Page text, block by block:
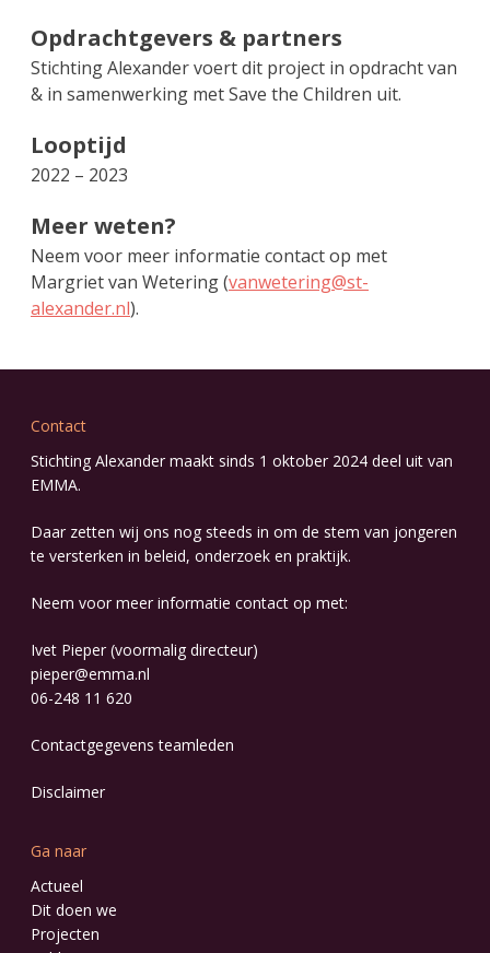
Opdrachtgevers & partners
Stichting Alexander voert dit project in opdracht van
& in samenwerking met Save the Children uit.
Looptijd
2022 – 2023
Meer weten?
Neem voor meer informatie contact op met
Margriet van Wetering (vanwetering@st-
alexander.nl).
Contact
Stichting Alexander maakt sinds 1 oktober 2024 deel uit van
EMMA.
Daar zetten wij ons nog steeds in om de stem van jongeren
te versterken in beleid, onderzoek en praktijk.
Neem voor meer informatie contact op met:
Ivet Pieper (voormalig directeur)
pieper@emma.nl
06-248 11 620
Contactgegevensteamleden
Disclaimer
Ga naar
Actueel
Dit doen we
Projecten